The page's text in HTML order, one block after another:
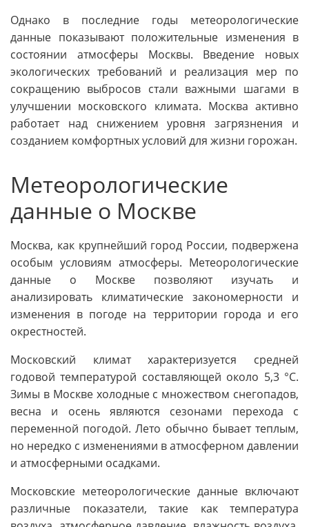
Однако в последние годы метеорологические
данные показывают положительные изменения в
состоянии атмосферы Москвы. Введение новых
экологических требований и реализация мер по
сокращению выбросов стали важными шагами в
улучшении московского климата. Москва активно
работает над снижением уровня загрязнения и
созданием комфортных условий для жизни горожан.
Метеорологические
данные о Москве
Москва, как крупнейший город России, подвержена
особым условиям атмосферы. Метеорологические
данные о Москве позволяют изучать и
анализировать климатические закономерности и
изменения в погоде на территории города и его
окрестностей.
Московский климат характеризуется средней
годовой температурой составляющей около 5,3 °C.
Зимы в Москве холодные с множеством снегопадов,
весна и осень являются сезонами перехода с
переменной погодой. Лето обычно бывает теплым,
но нередко с изменениями в атмосферном давлении
и атмосферными осадками.
Московские метеорологические данные включают
различные показатели, такие как температура